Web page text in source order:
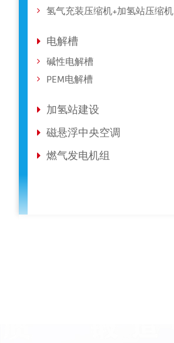
氢气充装压缩机+加氢站压缩机
电解槽
碱性电解槽
PEM电解槽
加氢站建设
磁悬浮中央空调
燃气发电机组